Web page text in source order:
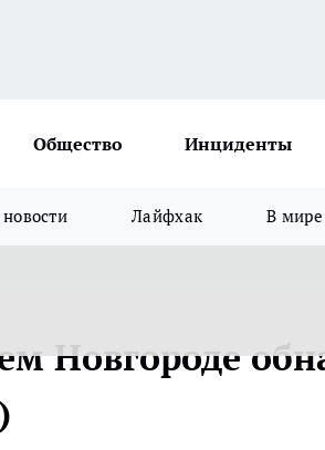
Общество Инциденты
Лайфхак В мире
Новгороде